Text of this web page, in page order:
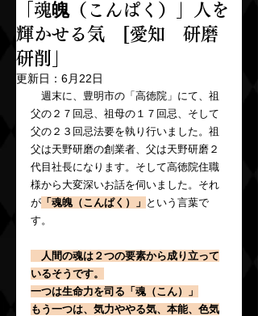
「魂魄（こんぱく）」人を
輝かせる気 [愛知 研磨
研削」
更新日： 6月22日
週末に、豊明市の「高徳院」にて、祖
父の２７回忌、祖母の１７回忌、そして
父の２３回忌法要を執り行いました。祖
父は天野研磨の創業者、父は天野研磨２
代目社長になります。そして高徳院住職
様から大変深いお話を伺いました。それ
が 「魂魄（こんぱく）」 という言葉で
す。
人間の魂は２つの要素から成り立って
いるそうです。
一つは生命力を司る「魂（こん）」
もう一つは、気力ややる気、本能、色気